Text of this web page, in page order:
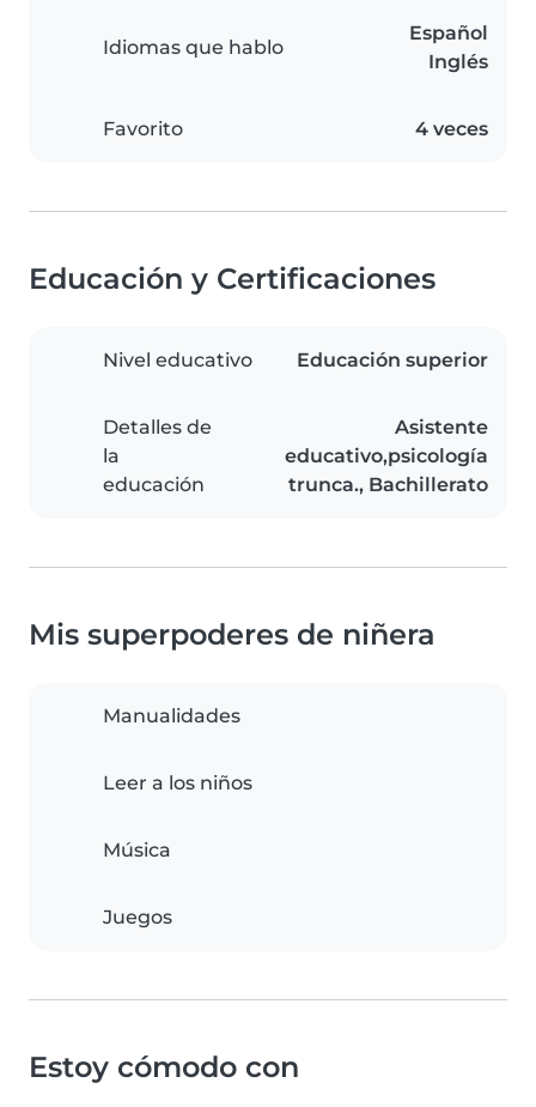
Idiomas que hablo
Español
Inglés
Favorito 4 veces
Educación y Certificaciones
Nivel educativo Educación superior
Detalles de
la
educación
Asistente
educativo,psicología
trunca., Bachillerato
Mis superpoderes de niñera
Manualidades
Leer a los niños
Música
Juegos
Estoy cómodo con